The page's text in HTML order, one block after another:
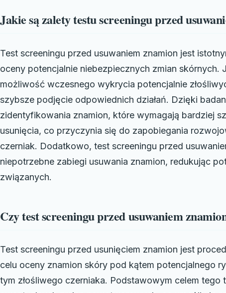
Jakie są zalety testu screeningu przed
Test screeningu przed usuwaniem znamion jest
oceny potencjalnie niebezpiecznych zmian skórnych.
możliwość wczesnego wykrycia potencjalnie
szybsze podjęcie odpowiednich działań. Dzięki
zidentyfikowania znamion, które wymagają bardziej
usunięcia, co przyczynia się do zapobiegania
czerniak. Dodatkowo, test screeningu przed
niepotrzebne zabiegi usuwania znamion, redukując
związanych.
Czy test screeningu przed usuwaniem
Test screeningu przed usunięciem znamion jest
celu oceny znamion skóry pod kątem potencjalnego
tym złośliwego czerniaka. Podstawowym celem